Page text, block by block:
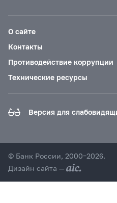
О сайте
Контакты
Противодействие коррупции
Технические ресурсы
Версия для
© Банк России, 2000–2026.
Дизайн сайта —